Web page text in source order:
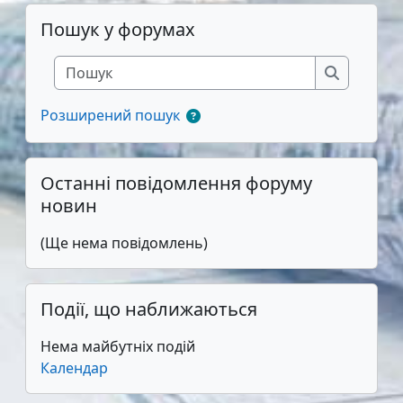
Пропустити Пошук у форумах
Пошук у форумах
Пошук
Пошук
Розширений пошук
Пропустити Останні повідомлення форуму новин
Останні повідомлення форуму
новин
(Ще нема повідомлень)
Пропустити Події, що наближаються
Події, що наближаються
Нема майбутніх подій
Календар